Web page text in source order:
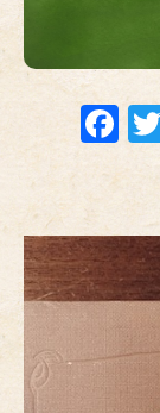
F
e
b
o
o
k